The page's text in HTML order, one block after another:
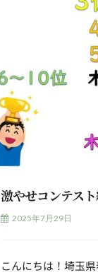
激やせコンテス
2025年7月29日
こんにちは！埼玉